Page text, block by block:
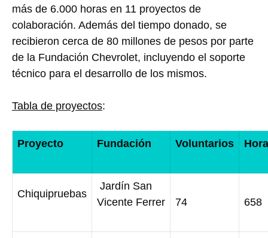
más de 6.000 horas en 11 proyectos de
colaboración. Además del tiempo donado, se
recibieron cerca de 80 millones de pesos por parte
de la Fundación Chevrolet, incluyendo el soporte
técnico para el desarrollo de los mismos.
Tabla de proyectos:
Proyecto Fundación Voluntarios
Chiquipruebas
Jardín San
Vicente Ferrer
74 658